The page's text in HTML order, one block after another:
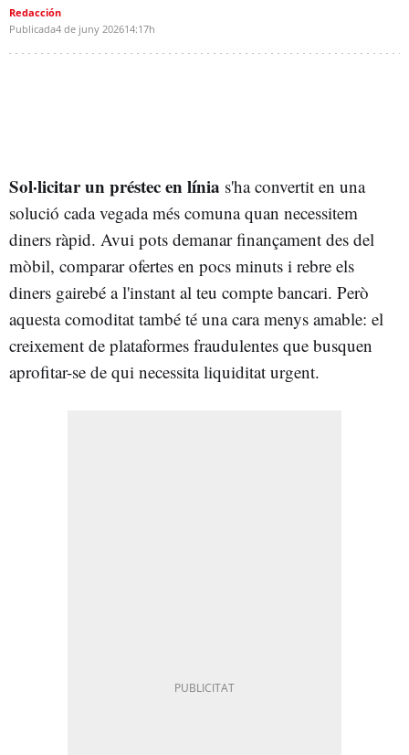
Redacción
Publicada4 de juny 202614:17h
Sol·licitar un préstec en línia s'ha convertit en una
solució cada vegada més comuna quan necessitem
diners ràpid. Avui pots demanar finançament des del
mòbil, comparar ofertes en pocs minuts i rebre els
diners gairebé a l'instant al teu compte bancari. Però
aquesta comoditat també té una cara menys amable: el
creixement de plataformes fraudulentes que busquen
aprofitar-se de qui necessita liquiditat urgent.